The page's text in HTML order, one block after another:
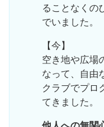
ることなくの
でいました。
【今】
空き地や広場
なって、自由
クラブでプロ
てきました。